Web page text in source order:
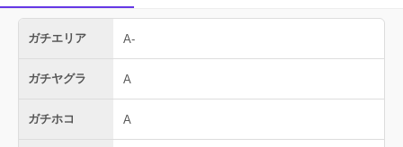
ガチエリア A-
ガチヤグラ A
ガチホコ A